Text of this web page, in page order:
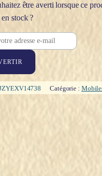
être averti lorsque ce
stock ?
Catégorie :